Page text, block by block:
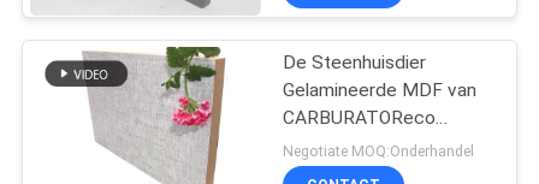
De Steenhuisdier
Gelamineerde MDF van
CARBURATOReco
Vriendschappelijke
Comités
Negotiate MOQ:Onderhandel